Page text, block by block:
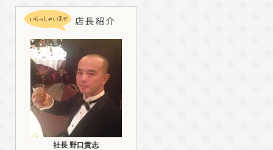
社長 野口貴志